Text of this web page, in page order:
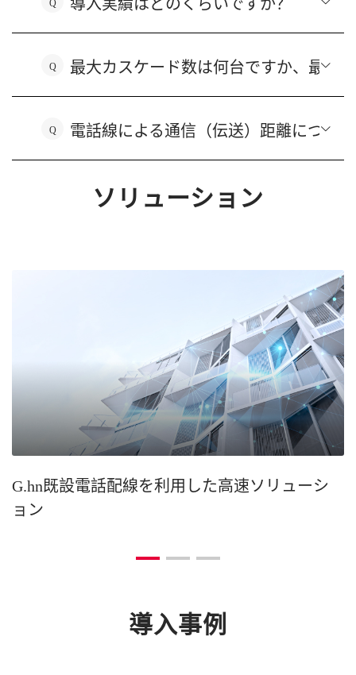
Q 最大カスケード数は何台ですか、最大
Q 電話線による通信（伝送）距離について
ソリューション
G.hn既設電話配線を利用した高速ソリューシ
ョン
導入事例